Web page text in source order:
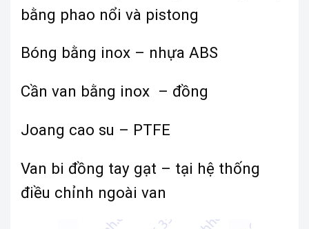
bằng phao nổi và pistong
Bóng bằng inox – nhựa ABS
Cần van bằng inox – đồng
Joang cao su – PTFE
Van bi đồng tay gạt – tại hệ thống
điều chỉnh ngoài van